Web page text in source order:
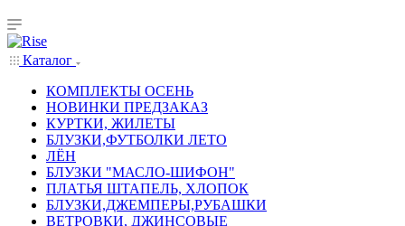
Каталог
КОМПЛЕКТЫ ОСЕНЬ
НОВИНКИ ПРЕДЗАКАЗ
КУРТКИ, ЖИЛЕТЫ
БЛУЗКИ,ФУТБОЛКИ ЛЕТО
ЛЁН
БЛУЗКИ "МАСЛО-ШИФОН"
ПЛАТЬЯ ШТАПЕЛЬ, ХЛОПОК
БЛУЗКИ,ДЖЕМПЕРЫ,РУБАШКИ
ВЕТРОВКИ, ДЖИНСОВЫЕ